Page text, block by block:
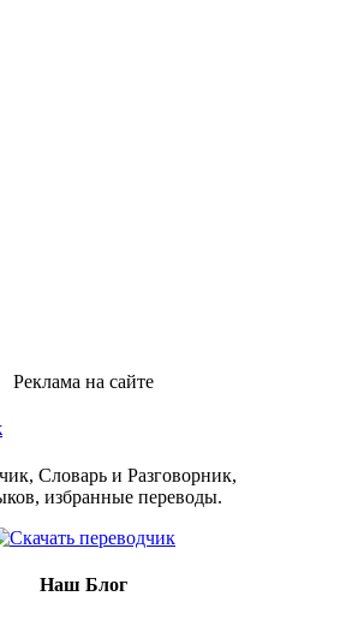
Реклама на сайте
Словарь и Разговорник,
избранные переводы.
Наш Блог